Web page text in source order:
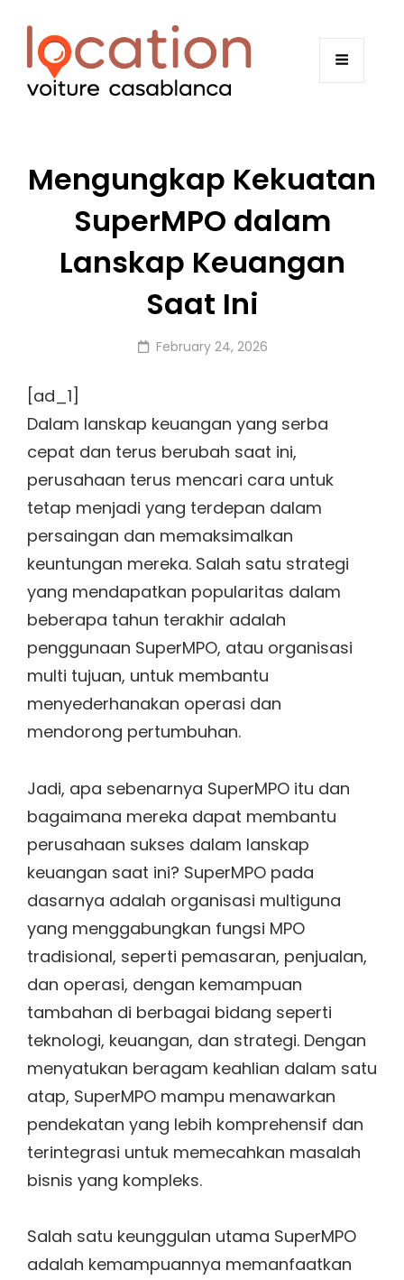
Mengungkap Kekuatan
SuperMPO dalam
Lanskap Keuangan
Saat Ini
Posted
February 24, 2026
[ad_1]
Dalam lanskap keuangan yang serba
cepat dan terus berubah saat ini,
perusahaan terus mencari cara untuk
tetap menjadi yang terdepan dalam
persaingan dan memaksimalkan
keuntungan mereka. Salah satu strategi
yang mendapatkan popularitas dalam
beberapa tahun terakhir adalah
penggunaan SuperMPO, atau organisasi
multi tujuan, untuk membantu
menyederhanakan operasi dan
mendorong pertumbuhan.
Jadi, apa sebenarnya SuperMPO itu dan
bagaimana mereka dapat membantu
perusahaan sukses dalam lanskap
keuangan saat ini? SuperMPO pada
dasarnya adalah organisasi multiguna
yang menggabungkan fungsi MPO
tradisional, seperti pemasaran, penjualan,
dan operasi, dengan kemampuan
tambahan di berbagai bidang seperti
teknologi, keuangan, dan strategi. Dengan
menyatukan beragam keahlian dalam satu
atap, SuperMPO mampu menawarkan
pendekatan yang lebih komprehensif dan
terintegrasi untuk memecahkan masalah
bisnis yang kompleks.
Salah satu keunggulan utama SuperMPO
adalah kemampuannya memanfaatkan